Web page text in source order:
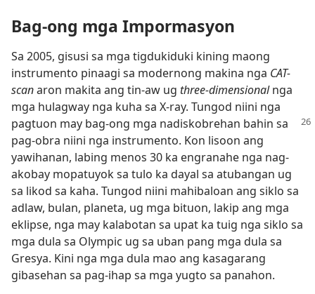
Bag-ong mga Impormasyon
Sa 2005, gisusi sa mga tigdukiduki kining maong
instrumento pinaagi sa modernong makina nga CAT-
scanaron makita ang tin-aw ug three-dimensionalnga
mga hulagway nga kuha sa X-ray. Tungod niini nga
pagtuon may bag-ong mga nadiskobrehan bahin sa
pag-obra niini nga instrumento. Kon lisoon ang
yawihanan, labing menos 30 ka engranahe nga nag-
akobay mopatuyok sa tulo ka dayal sa atubangan ug
sa likod sa kaha. Tungod niini mahibaloan ang siklo sa
adlaw, bulan, planeta, ug mga bituon, lakip ang mga
eklipse, nga may kalabotan sa upat ka tuig nga siklo sa
mga dula sa Olympic ug sa uban pang mga dula sa
Gresya. Kini nga mga dula mao ang kasagarang
gibasehan sa pag-ihap sa mga yugto sa panahon.